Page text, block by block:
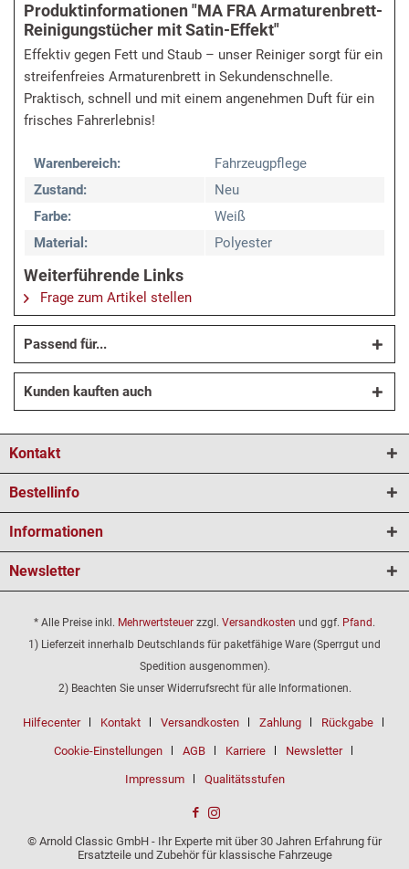
Produktinformationen "MA FRA Armaturenbrett-
Reinigungstücher mit Satin-Effekt"
Effektiv gegen Fett und Staub – unser Reiniger sorgt für ein
streifenfreies Armaturenbrett in Sekundenschnelle.
Praktisch, schnell und mit einem angenehmen Duft für ein
frisches Fahrerlebnis!
Warenbereich:
Fahrzeugpflege
Zustand:
Neu
Farbe:
Weiß
Material:
Polyester
Weiterführende Links
Frage zum Artikel stellen
Passend für...
Kunden kauften auch
Kontakt
Bestellinfo
Informationen
Newsletter
* Alle Preise inkl. Mehrwertsteuer zzgl. Versandkosten und ggf. Pfand.
1) Lieferzeit innerhalb Deutschlands für paketfähige Ware (Sperrgut und
Spedition ausgenommen).
2) Beachten Sie unser Widerrufsrecht für alle Informationen.
Hilfecenter Kontakt Versandkosten Zahlung Rückgabe
Cookie-Einstellungen AGB Karriere Newsletter
Impressum Qualitätsstufen
© Arnold Classic GmbH - Ihr Experte mit über 30 Jahren Erfahrung für
Ersatzteile und Zubehör für klassische Fahrzeuge